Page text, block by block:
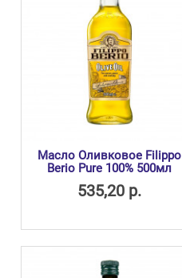
Масло Оливковое Filippo
Berio Pure 100% 500мл
535,20 р.